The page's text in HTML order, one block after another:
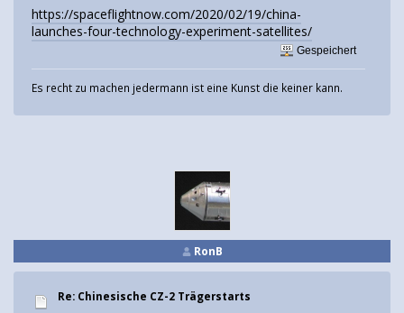
https://spaceflightnow.com/2020/02/19/china-
launches-four-technology-experiment-satellites/
Gespeichert
Es recht zu machen jedermann ist eine Kunst die keiner kann.
RonB
Re: Chinesische CZ-2 Trägerstarts